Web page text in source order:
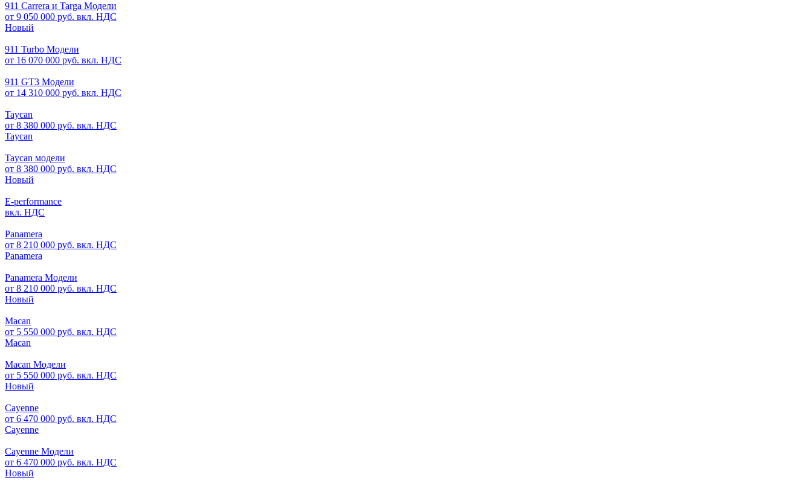
911 Carrera и Targa Модели
от 9 050 000 руб. вкл. НДС
Новый
911 Turbo Модели
от 16 070 000 руб. вкл. НДС
911 GT3 Модели
от 14 310 000 руб. вкл. НДС
Taycan
от 8 380 000 руб. вкл. НДС
Taycan
Taycan модели
от 8 380 000 руб. вкл. НДС
Новый
E-performance
вкл. НДС
Panamera
от 8 210 000 руб. вкл. НДС
Panamera
Panamera Модели
от 8 210 000 руб. вкл. НДС
Новый
Macan
от 5 550 000 руб. вкл. НДС
Macan
Macan Модели
от 5 550 000 руб. вкл. НДС
Новый
Cayenne
от 6 470 000 руб. вкл. НДС
Cayenne
Cayenne Модели
от 6 470 000 руб. вкл. НДС
Новый